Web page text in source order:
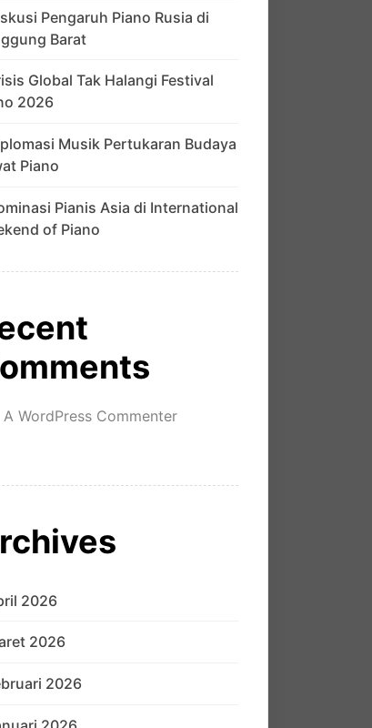
Pengaruh Piano Rusia di
Barat
Global Tak Halangi Festival
2026
Musik Pertukaran Budaya
Piano
Pianis Asia di International
of Piano
A WordPress Commenter
2026
2026
2026